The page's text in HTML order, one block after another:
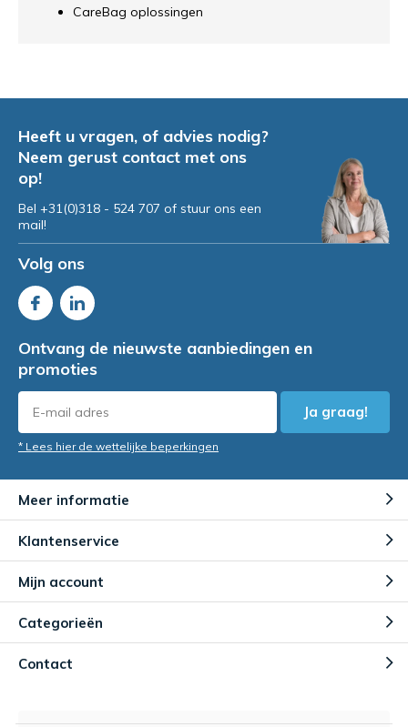
CareBag oplossingen
Heeft u vragen, of advies nodig?
Neem gerust contact met ons
op!
Bel +31(0)318 - 524 707 of stuur ons een
mail!
Volg ons
Ontvang de nieuwste aanbiedingen en
promoties
Ja graag!
* Lees hier de wettelijke beperkingen
Meer informatie
Klantenservice
Mijn account
Categorieën
Contact